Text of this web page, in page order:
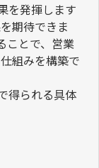
を発揮します
期待できま
ことで、営業
組みを構築で
得られる具体